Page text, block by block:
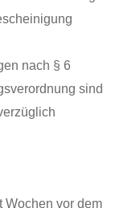
nach § 6
sind
Wochen vor dem